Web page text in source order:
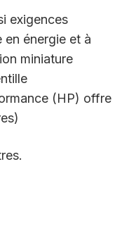
exigences
énergie et à
miniature
(HP) offre